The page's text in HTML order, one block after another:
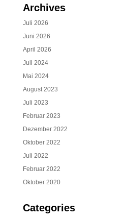
Archives
Juli 2026
Juni 2026
April 2026
Juli 2024
Mai 2024
August 2023
Juli 2023
Februar 2023
Dezember 2022
Oktober 2022
Juli 2022
Februar 2022
Oktober 2020
Categories